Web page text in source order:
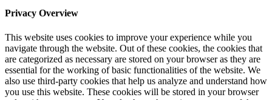
Privacy Overview
This website uses cookies to improve your experience while you
navigate through the website. Out of these cookies, the cookies that
are categorized as necessary are stored on your browser as they are
essential for the working of basic functionalities of the website. We
also use third-party cookies that help us analyze and understand how
you use this website. These cookies will be stored in your browser